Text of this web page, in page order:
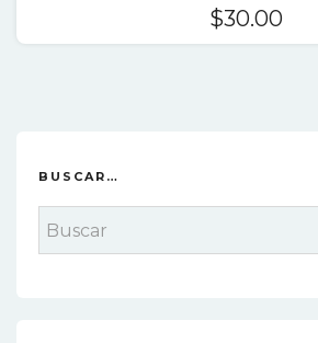
$30.00
BUSCAR…